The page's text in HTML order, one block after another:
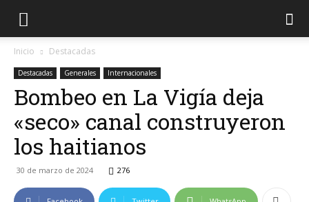
Inicio Destacadas
Destacadas Generales Internacionales
Bombeo en La Vigía deja
«seco» canal construyeron
los haitianos
30 de marzo de 2024 276